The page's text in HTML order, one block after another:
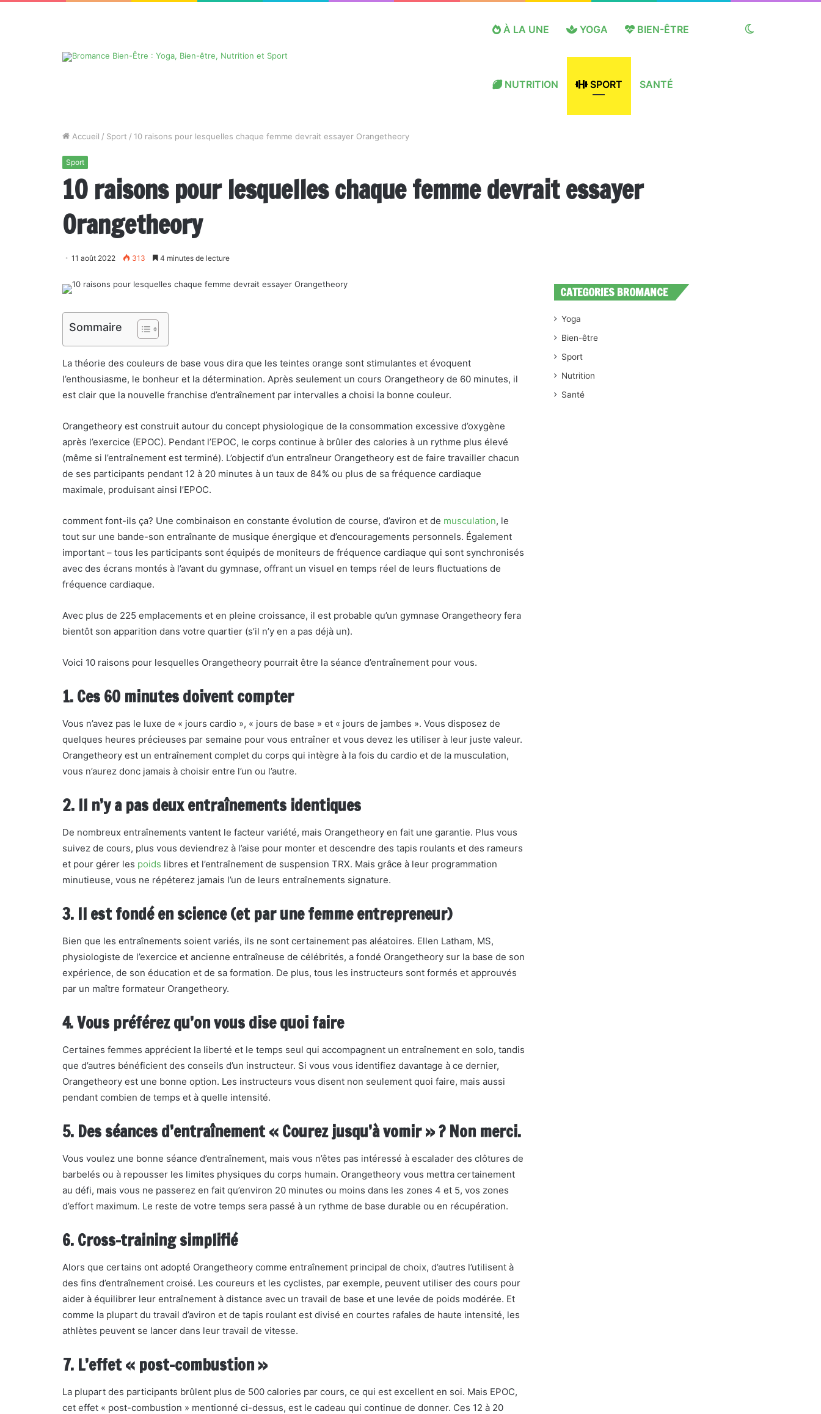
À LA UNE YOGA BIEN-ÊTRE
NUTRITION SPORT SANTÉ
Accueil / Sport / 10 raisons pour lesquelles chaque femme devrait essayer Orangetheory
Sport
10 raisons pour lesquelles chaque femme devrait essayer
Orangetheory
11 août 2022 313 4 minutes de lecture
Sommaire
La théorie des couleurs de base vous dira que les teintes orange sont stimulantes et évoquent
l’enthousiasme, le bonheur et la détermination. Après seulement un cours Orangetheory de 60 minutes, il
est clair que la nouvelle franchise d’entraînement par intervalles a choisi la bonne couleur.
Orangetheory est construit autour du concept physiologique de la consommation excessive d’oxygène
après l’exercice (EPOC). Pendant l’EPOC, le corps continue à brûler des calories à un rythme plus élevé
(même si l’entraînement est terminé). L’objectif d’un entraîneur Orangetheory est de faire travailler chacun
de ses participants pendant 12 à 20 minutes à un taux de 84% ou plus de sa fréquence cardiaque
maximale, produisant ainsi l’EPOC.
comment font-ils ça? Une combinaison en constante évolution de course, d’aviron et de musculation, le
tout sur une bande-son entraînante de musique énergique et d’encouragements personnels. Également
important – tous les participants sont équipés de moniteurs de fréquence cardiaque qui sont synchronisés
avec des écrans montés à l’avant du gymnase, offrant un visuel en temps réel de leurs fluctuations de
fréquence cardiaque.
Avec plus de 225 emplacements et en pleine croissance, il est probable qu’un gymnase Orangetheory fera
bientôt son apparition dans votre quartier (s’il n’y en a pas déjà un).
Voici 10 raisons pour lesquelles Orangetheory pourrait être la séance d’entraînement pour vous.
1. Ces 60 minutes doivent compter
Vous n’avez pas le luxe de « jours cardio », « jours de base » et « jours de jambes ». Vous disposez de
quelques heures précieuses par semaine pour vous entraîner et vous devez les utiliser à leur juste valeur.
Orangetheory est un entraînement complet du corps qui intègre à la fois du cardio et de la musculation,
vous n’aurez donc jamais à choisir entre l’un ou l’autre.
2. Il n’y a pas deux entraînements identiques
De nombreux entraînements vantent le facteur variété, mais Orangetheory en fait une garantie. Plus vous
suivez de cours, plus vous deviendrez à l’aise pour monter et descendre des tapis roulants et des rameurs
et pour gérer les poids libres et l’entraînement de suspension TRX. Mais grâce à leur programmation
minutieuse, vous ne répéterez jamais l’un de leurs entraînements signature.
3. Il est fondé en science (et par une femme entrepreneur)
Bien que les entraînements soient variés, ils ne sont certainement pas aléatoires. Ellen Latham, MS,
physiologiste de l’exercice et ancienne entraîneuse de célébrités, a fondé Orangetheory sur la base de son
expérience, de son éducation et de sa formation. De plus, tous les instructeurs sont formés et approuvés
par un maître formateur Orangetheory.
4. Vous préférez qu’on vous dise quoi faire
Certaines femmes apprécient la liberté et le temps seul qui accompagnent un entraînement en solo, tandis
que d’autres bénéficient des conseils d’un instructeur. Si vous vous identifiez davantage à ce dernier,
Orangetheory est une bonne option. Les instructeurs vous disent non seulement quoi faire, mais aussi
pendant combien de temps et à quelle intensité.
5. Des séances d’entraînement « Courez jusqu’à vomir » ? Non merci.
Vous voulez une bonne séance d’entraînement, mais vous n’êtes pas intéressé à escalader des clôtures de
barbelés ou à repousser les limites physiques du corps humain. Orangetheory vous mettra certainement
au défi, mais vous ne passerez en fait qu’environ 20 minutes ou moins dans les zones 4 et 5, vos zones
d’effort maximum. Le reste de votre temps sera passé à un rythme de base durable ou en récupération.
6. Cross-training simplifié
Alors que certains ont adopté Orangetheory comme entraînement principal de choix, d’autres l’utilisent à
des fins d’entraînement croisé. Les coureurs et les cyclistes, par exemple, peuvent utiliser des cours pour
aider à équilibrer leur entraînement à distance avec un travail de base et une levée de poids modérée. Et
comme la plupart du travail d’aviron et de tapis roulant est divisé en courtes rafales de haute intensité, les
athlètes peuvent se lancer dans leur travail de vitesse.
7. L’effet « post-combustion »
La plupart des participants brûlent plus de 500 calories par cours, ce qui est excellent en soi. Mais EPOC,
cet effet « post-combustion » mentionné ci-dessus, est le cadeau qui continue de donner. Ces 12 à 20
CATEGORIES BROMANCE
Yoga
Bien-être
Sport
Nutrition
Santé